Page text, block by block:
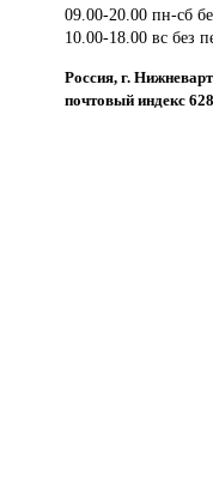
09.00-20.00 пн-сб
10.00-18.00 вс без
Россия, г.
почтовый индекс